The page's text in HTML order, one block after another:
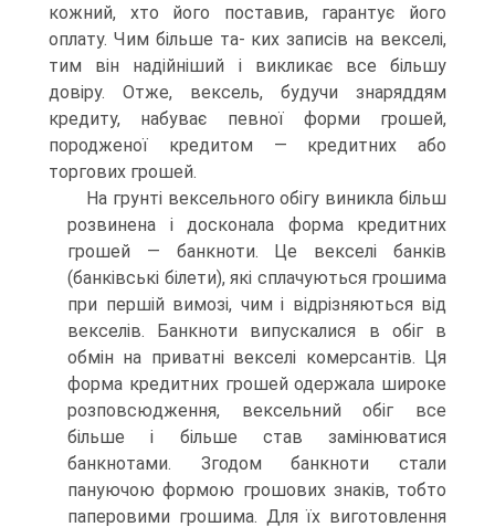
кожний, хто його поставив, гарантує його
оплату. Чим більше та- ких записів на векселі,
тим він надійніший і викликає все більшу
довіру. Отже, вексель, будучи знаряддям
кредиту, набуває певної форми грошей,
породженої кредитом — кредитних або
торгових грошей.
На грунті вексельного обігу виникла більш
розвинена і досконала форма кредитних
грошей — банкноти. Це векселі банків
(банківські білети), які сплачуються грошима
при першій вимозі, чим і відрізняються від
векселів. Банкноти випускалися в обіг в
обмін на приватні векселі комерсантів. Ця
форма кредитних грошей одержала широке
розповсюдження, вексельний обіг все
більше і більше став замінюватися
банкнотами. Згодом банкноти стали
пануючою формою грошових знаків, тобто
паперовими грошима. Для їх виготовлення